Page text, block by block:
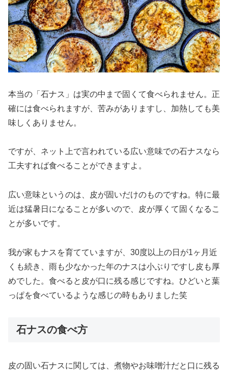
本当の「石ナス」は実の中まで固くて食べられません。正
確には食べられますが、苦みがありますし、加熱しても美
味しくありません。
ですが、ネット上で言われている広い意味での石ナスなら
工夫すれば食べることができますよ。
広い意味というのは、皮が固いだけのものですね。特に最
近は猛暑日になることが多いので、皮が厚くて固くなるこ
とが多いです。
我が家もナスを育てていますが、30度以上の日が1ヶ月近
くも続き、雨も少なかった年のナスは小ぶりですし皮も厚
めでした。食べると皮が口に残る感じですね。ひどいと葉
っぱを食べているような感じの時もありました笑
石ナスの食べ方
皮の固い石ナスに関しては、煮物やお味噌汁だと口に残る